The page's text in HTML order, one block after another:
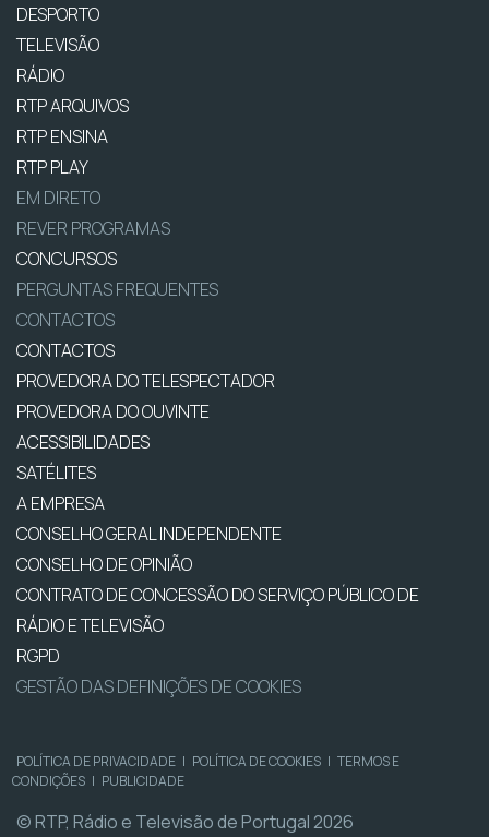
DESPORTO
TELEVISÃO
RÁDIO
RTP ARQUIVOS
RTP ENSINA
RTP PLAY
EM DIRETO
REVER PROGRAMAS
CONCURSOS
PERGUNTAS FREQUENTES
CONTACTOS
CONTACTOS
PROVEDORA DO TELESPECTADOR
PROVEDORA DO OUVINTE
ACESSIBILIDADES
SATÉLITES
A EMPRESA
CONSELHO GERAL INDEPENDENTE
CONSELHO DE OPINIÃO
CONTRATO DE CONCESSÃO DO SERVIÇO PÚBLICO DE
RÁDIO E TELEVISÃO
RGPD
GESTÃO DAS DEFINIÇÕES DE COOKIES
POLÍTICA DE PRIVACIDADE | POLÍTICA DE COOKIES | TERMOS E
CONDIÇÕES | PUBLICIDADE
© RTP, Rádio e Televisão de Portugal 2026